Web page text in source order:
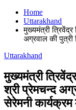
Home
Uttarakhand
मुख्यमंत्री त्रिवेंद्र
अग्रवाल की पुत्री
Uttarakhand
मुख्यमंत्री
श्री प्रेमचन्द
सेरेमनी कार्यक्रम